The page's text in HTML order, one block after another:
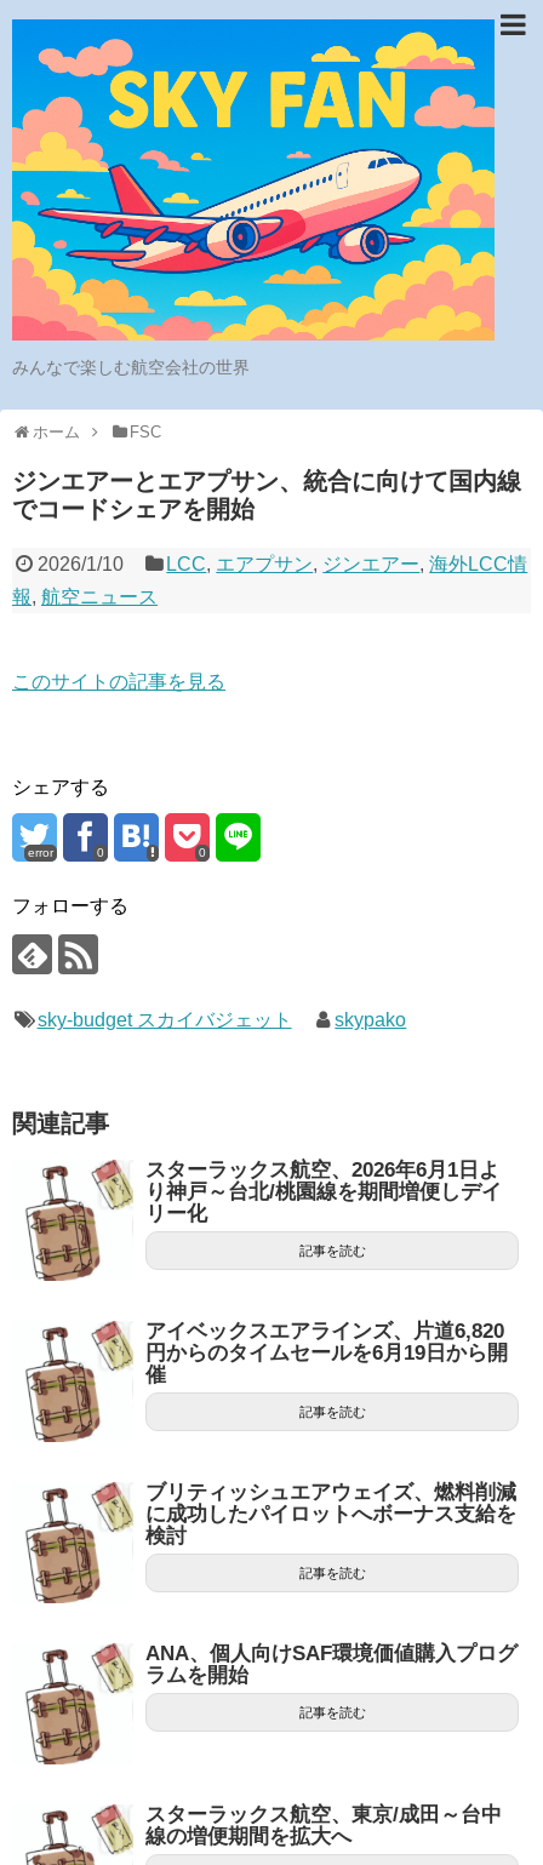
みんなで楽しむ航空会社の世界
ホーム FSC
ジンエアーとエアプサン、統合に向けて国内線
でコードシェアを開始
2026/1/10 LCC, エアプサン, ジンエアー,海外LCC情
報, 航空ニュース
このサイトの記事を見る
シェアする
error 0 0
フォローする
sky-budget スカイバジェット skypako
関連記事
スターラックス航空、2026年6月1日よ
り神戸～台北/桃園線を期間増便しデイ
リー化
記事を読む
アイベックスエアラインズ、片道6,820
円からのタイムセールを6月19日から開
催
記事を読む
ブリティッシュエアウェイズ、燃料削減
に成功したパイロットへボーナス支給を
検討
記事を読む
ANA、個人向けSAF環境価値購入プログ
ラムを開始
記事を読む
スターラックス航空、東京/成田～台中
線の増便期間を拡大へ